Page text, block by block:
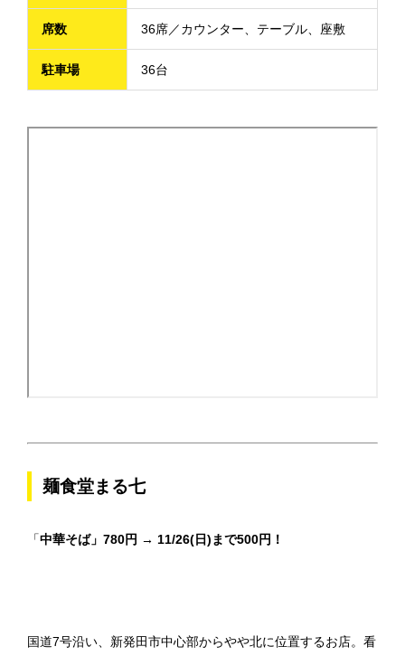
席数 36席／カウンター、テーブル、座敷
駐車場 36台
麺食堂まる七
「中華そば」780円 → 11/26(日)まで500円！
国道7号沿い、新発田市中心部からやや北に位置するお店。看